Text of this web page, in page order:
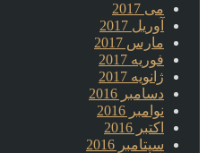
می 2017
آوریل 2017
مارس 2017
فوریه 2017
ژانویه 2017
دسامبر 2016
نوامبر 2016
اکتبر 2016
سپتامبر 2016